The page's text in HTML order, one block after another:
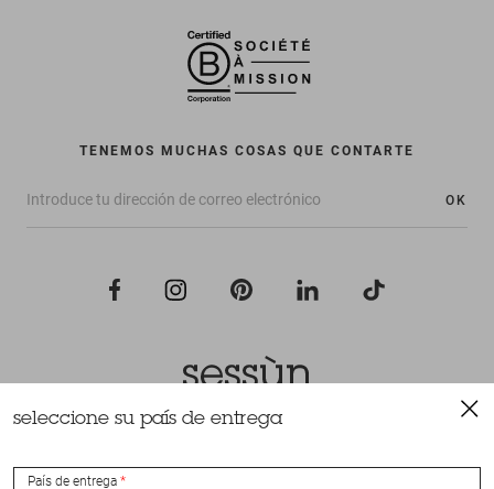
TENEMOS MUCHAS COSAS QUE CONTARTE
OK
Todos los derechos reservados Sessùn 2022
seleccione su país de entrega
País de entrega